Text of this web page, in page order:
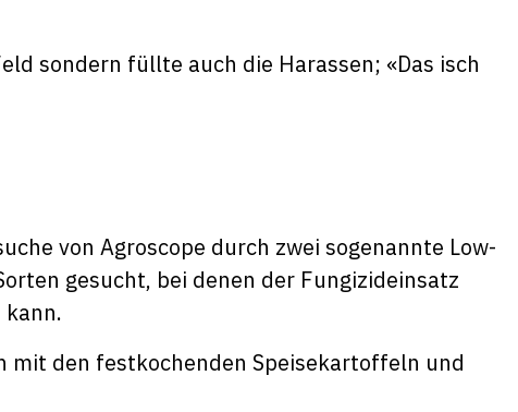
sondern füllte auch die Harassen; «Das isch
von Agroscope durch zwei sogenannte Low-
gesucht, bei denen der Fungizideinsatz
mit den festkochenden Speisekartoffeln und